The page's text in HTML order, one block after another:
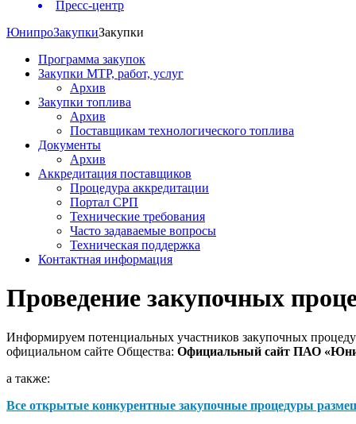
Пресс-центр
ЮнипроЗакупкиЗакупки
Программа закупок
Закупки МТР, работ, услуг
Архив
Закупки топлива
Архив
Поставщикам технологического топлива
Документы
Архив
Аккредитация поставщиков
Процедура аккредитации
Портал СРП
Технические требования
Часто задаваемые вопросы
Техническая поддержка
Контактная информация
Проведение закупочных
Информируем потенциальных участников закупочных
официальном сайте Общества: Официальный сайт ПАО
а также:
Все открытые конкурентные закупочные процедуры